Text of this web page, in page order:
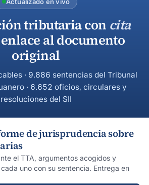
tributaria con cita
al documento
original
· 9.886 sentencias del Tribunal
· 6.652 oficios, circulares y
resoluciones del SII
de jurisprudencia sobre
el TTA, argumentos acogidos y
uno con su sentencia. Entrega en